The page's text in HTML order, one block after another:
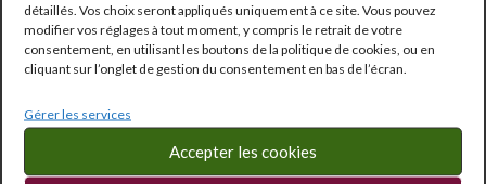
détaillés. Vos choix seront appliqués uniquement à ce site. Vous pouvez
modifier vos réglages à tout moment, y compris le retrait de votre
consentement, en utilisant les boutons de la politique de cookies, ou en
cliquant sur l’onglet de gestion du consentement en bas de l’écran.
Gérer les services
Accepter les cookies
Réf:282
0.375 l 14°